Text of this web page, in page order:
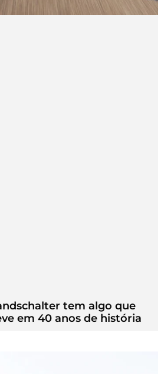
tem algo que
em 40 anos de história